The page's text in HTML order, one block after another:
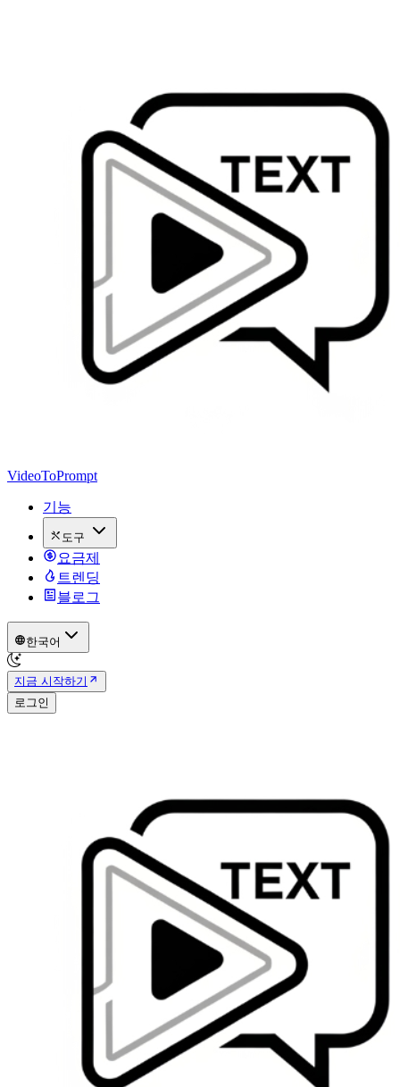
VideoToPrompt
기능
도구
요금제
트렌딩
블로그
한국어
지금 시작하기
로그인